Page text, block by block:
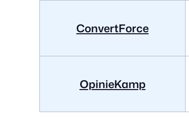
ConvertForce
OpinieKamp